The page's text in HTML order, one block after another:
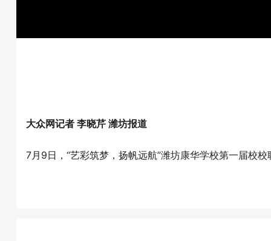
大众网记者 李晓芹 潍坊报道
7月9日，“艺彩筑梦，扬帆远航”潍坊康华学校第一届校